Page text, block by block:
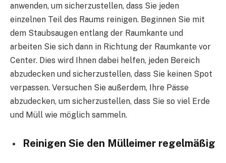
anwenden, um sicherzustellen, dass Sie jeden
einzelnen Teil des Raums reinigen. Beginnen Sie mit
dem Staubsaugen entlang der Raumkante und
arbeiten Sie sich dann in Richtung der Raumkante vor
Center. Dies wird Ihnen dabei helfen, jeden Bereich
abzudecken und sicherzustellen, dass Sie keinen Spot
verpassen. Versuchen Sie außerdem, Ihre Pässe
abzudecken, um sicherzustellen, dass Sie so viel Erde
und Müll wie möglich sammeln.
Reinigen Sie den Mülleimer regelmäßig